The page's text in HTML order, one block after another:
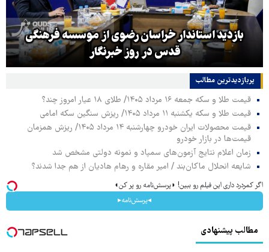
بازدید استاندار خراسان رضوی از موسسه فرهنگی
قدس در روز خبرنگار
پربازدیدترین‌ مطالب
قیمت طلا و سکه جمعه ۱۶ مرداد ۱۴۰۵/ طلای ۱۸ عیار امروز چند؟
قیمت طلا و سکه یکشنبه ۱۱ مرداد ۱۴۰۵/ ریزش سنگین سکه امامی
قیمت محصولات ایران خودرو چهارشنبه ۱۴ مرداد ۱۴۰۵/ ریزش همزمان
قیمت‌ها در بازار خودرو
زمان اعلام نتایج آزمون‌های سمپاد و نمونه دولتی مشخص شد
شایعه انحلال ماکان‌بند / امیر مقاره و رهام هادیان از هم جدا شدند؟
اگر کمردرد داری این فیلم رو ببین! ◗پرسش‌نامه رو پر کن◖
◂پرسش‌نامه▸
مطالب پیشنهادی